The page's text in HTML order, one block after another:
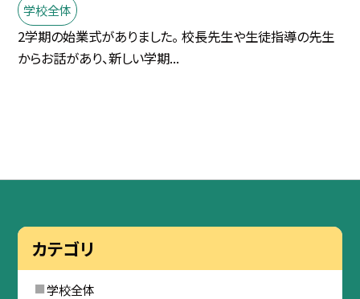
学校全体
2学期の始業式がありました。 校長先生や生徒指導の先生
からお話があり、新しい学期...
カテゴリ
学校全体